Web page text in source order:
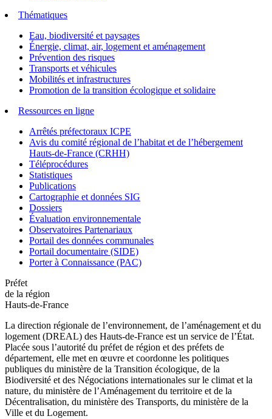
Thématiques
Eau, biodiversité et paysages
Énergie, climat, air, logement et aménagement
Prévention des risques
Transports et véhicules
Mobilités et infrastructures
Promotion de la transition écologique et solidaire
Ressources en ligne
Arrêtés préfectoraux ICPE
Avis du comité régional de l’habitat et de l’hébergement
Hauts-de-France (CRHH)
Téléprocédures
Statistiques
Publications
Cartographie et données SIG
Dossiers
Évaluation environnementale
Observatoires Partenariaux
Portail des données communales
Portail documentaire (SIDE)
Porter à Connaissance (PAC)
Préfet
de la région
Hauts-de-France
La direction régionale de l’environnement, de l’aménagement et du
logement (DREAL) des Hauts-de-France est un service de l’État.
Placée sous l’autorité du préfet de région et des préfets de
département, elle met en œuvre et coordonne les politiques
publiques du ministère de la Transition écologique, de la
Biodiversité et des Négociations internationales sur le climat et la
nature, du ministère de l’Aménagement du territoire et de la
Décentralisation, du ministère des Transports, du ministère de la
Ville et du Logement.